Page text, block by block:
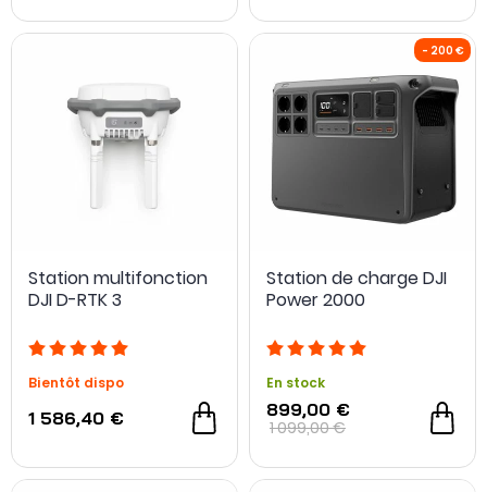
Station multifonction
DJI D-RTK 3
Bientôt dispo
1 586,40 €
Station de charge DJI
Power 2000
En stock
899,00 €
1 099,00 €